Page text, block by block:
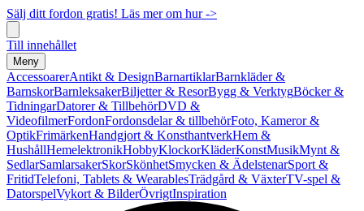
Sälj ditt fordon gratis! Läs mer om hur ->
Till innehållet
Meny
AccessoarerAntikt & DesignBarnartiklarBarnkläder &
BarnskorBarnleksakerBiljetter & ResorBygg & VerktygBöcker &
TidningarDatorer & TillbehörDVD &
VideofilmerFordonFordonsdelar & tillbehörFoto, Kameror &
OptikFrimärkenHandgjort & KonsthantverkHem &
HushållHemelektronikHobbyKlockorKläderKonstMusikMynt &
SedlarSamlarsakerSkorSkönhetSmycken & ÄdelstenarSport &
FritidTelefoni, Tablets & WearablesTrädgård & VäxterTV-spel &
DatorspelVykort & BilderÖvrigtInspiration